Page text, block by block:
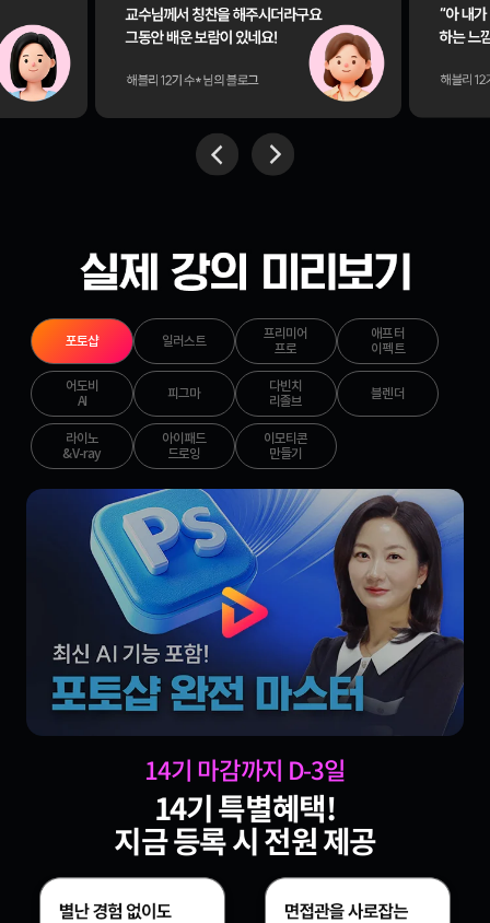
포토샵 일러스트
프리미어
프로
애프터
이펙트
어도비
AI
피그마
다빈치
리졸브
블렌더
라이노
&V-ray
아이패드
드로잉
이모티콘
만들기
14기 마감까지 D-3일
14기 특별혜택!
지금 등록 시 전원 제공